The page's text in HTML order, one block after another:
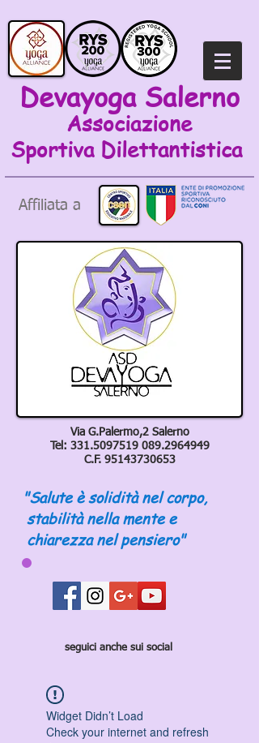
Devayoga Salerno
Associazione
Sportiva Dilettantistica
Affiliata a
Via G.Palermo,2 Salerno
Tel: 331.5097519 089.2964949
C.F. 95143730653
"Salute è solidità nel corpo,
stabilità nella mente e
chiarezza nel pensiero"
seguici anche sui social
Widget Didn’t Load
Check your internet and refresh